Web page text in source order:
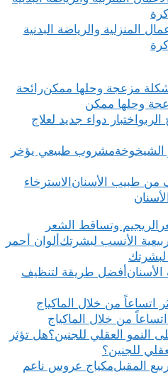
المنزلية والرياضة البدنية
رائحة
وحلها ممكن
اختبار دواء جديد لعلاج
مشروب طبيعي يؤخر
الاسترخاء
الريجيم وتساقط الشعر
ألوان أحمر
لبشرتك
أفضل طريقة لتنظيف
من خلال الماكياج
هل تؤثر
للجنين؟
مكياج عروس ناعم